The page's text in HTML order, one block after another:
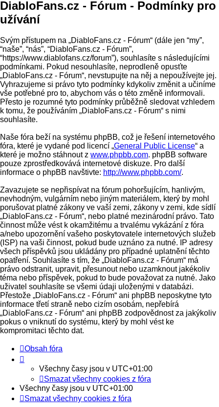
DiabloFans.cz - Fórum - Podmínky pro
užívání
Svým přístupem na „DiabloFans.cz - Fórum“ (dále jen “my”,
“naše”, “nás”, “DiabloFans.cz - Fórum”,
“https://www.diablofans.cz/forum”), souhlasíte s následujícími
podmínkami. Pokud nesouhlasíte, neprodleně opusťte
„DiabloFans.cz - Fórum“, nevstupujte na něj a nepoužívejte jej.
Vyhrazujeme si právo tyto podmínky kdykoliv změnit a učiníme
vše potřebné pro to, abychom vás o této změně informovali.
Přesto je rozumné tyto podmínky průběžně sledovat vzhledem
k tomu, že používáním „DiabloFans.cz - Fórum“ s nimi
souhlasíte.
Naše fóra beží na systému phpBB, což je řešení internetového
fóra, které je vydané pod licencí „General Public License“ a
které je možno stáhnout z www.phpbb.com. phpBB software
pouze zprostředkovává internetové diskuze. Pro další
informace o phpBB navštivte: http://www.phpbb.com/.
Zavazujete se nepřispívat na fórum pohoršujícím, hanlivým,
nevhodným, vulgárním nebo jiným materiálem, který by mohl
porušovat platné zákony ve vaší zemi, zákony v zemi, kde sídlí
„DiabloFans.cz - Fórum“, nebo platné mezinárodní právo. Tato
činnost může vést k okamžitému a trvalému vykázání z fóra
a/nebo upozornění vašeho poskytovatele internetových služeb
(ISP) na vaši činnost, pokud bude uznáno za nutné. IP adresy
všech příspěvků jsou ukládány pro případné uplatnění těchto
opatření. Souhlasíte s tím, že „DiabloFans.cz - Fórum“ má
právo odstranit, upravit, přesunout nebo uzamknout jakékoliv
téma nebo příspěvek, pokud to bude považovat za nutné. Jako
uživatel souhlasíte se všemi údaji uloženými v databázi.
Přestože „DiabloFans.cz - Fórum“ ani phpBB neposkytne tyto
informace třetí straně nebo cizím osobám, nepřebírá
„DiabloFans.cz - Fórum“ ani phpBB zodpovědnost za jakýkoliv
pokus o vniknutí do systému, který by mohl vést ke
kompromitaci těchto dat.
Obsah fóra
Všechny časy jsou v UTC+01:00
Smazat všechny cookies z fóra
Všechny časy jsou v UTC+01:00
Smazat všechny cookies z fóra